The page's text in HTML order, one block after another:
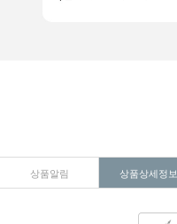
상품알림 상품상세정보